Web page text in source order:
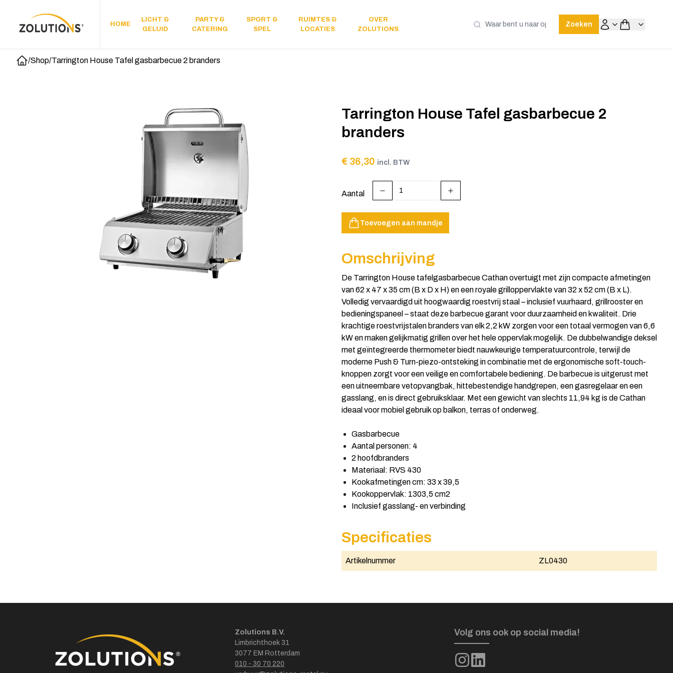
HOME
LICHT &
GELUID
PARTY &
CATERING
SPORT &
SPEL
RUIMTES &
LOCATIES
OVER
ZOLUTIONS
Zoeken
/Shop/Tarrington House Tafel gasbarbecue 2 branders
Tarrington House Tafel gasbarbecue 2
branders
€ 36,30 incl. BTW
Aantal
Toevoegen aan mandje
Omschrijving
De Tarrington House tafelgasbarbecue Cathan overtuigt met zijn compacte afmetingen
van 62 x 47 x 35 cm (B x D x H) en een royale grilloppervlakte van 32 x 52 cm (B x L).
Volledig vervaardigd uit hoogwaardig roestvrij staal – inclusief vuurhaard, grillrooster en
bedieningspaneel – staat deze barbecue garant voor duurzaamheid en kwaliteit. Drie
krachtige roestvrijstalen branders van elk 2,2 kW zorgen voor een totaal vermogen van 6,6
kW en maken gelijkmatig grillen over het hele oppervlak mogelijk. De dubbelwandige deksel
met geïntegreerde thermometer biedt nauwkeurige temperatuurcontrole, terwijl de
moderne Push & Turn-piezo-ontsteking in combinatie met de ergonomische soft-touch-
knoppen zorgt voor een veilige en comfortabele bediening. De barbecue is uitgerust met
een uitneembare vetopvangbak, hittebestendige handgrepen, een gasregelaar en een
gasslang, en is direct gebruiksklaar. Met een gewicht van slechts 11,94 kg is de Cathan
ideaal voor mobiel gebruik op balkon, terras of onderweg.
Gasbarbecue
Aantal personen: 4
2 hoofdbranders
Materiaal: RVS 430
Kookafmetingen cm: 33 x 39,5
Kookoppervlak: 1303,5 cm2
Inclusief gasslang- en verbinding
Specificaties
Artikelnummer ZL0430
Zolutions B.V.
Limbrichthoek 31
3077 EM Rotterdam
010 - 30 70 220
Volg ons ook op social media!